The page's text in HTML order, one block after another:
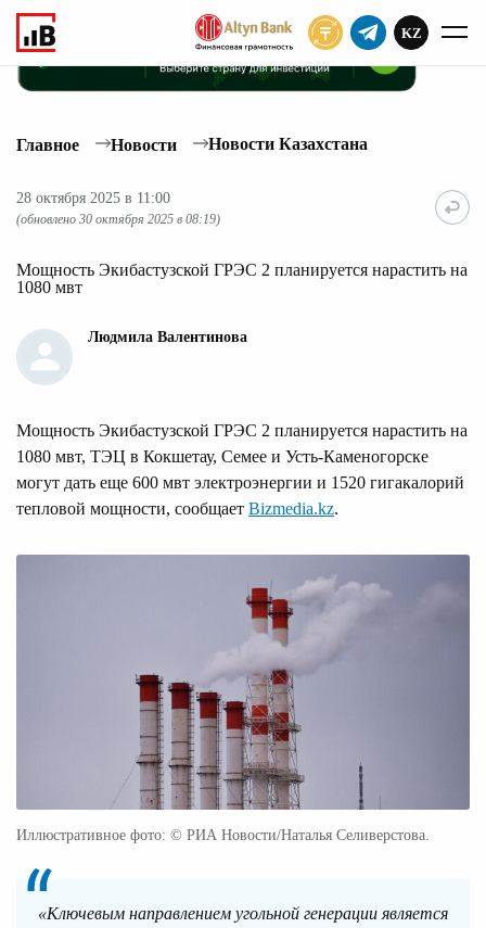
KZ
Главное Новости Новости Казахстана
28 октября 2025 в 11:00
(обновлено 30 октября 2025 в 08:19)
Мощность Экибастузской ГРЭС 2 планируется нарастить на
1080 мвт
Людмила Валентинова
Мощность Экибастузской ГРЭС 2 планируется нарастить на
1080 мвт, ТЭЦ в Кокшетау, Семее и Усть-Каменогорске
могут дать еще 600 мвт электроэнергии и 1520 гигакалорий
тепловой мощности, сообщает Bizmedia.kz.
Иллюстративное фото: © РИА Новости/Наталья Селиверстова.
«Ключевым направлением угольной генерации является